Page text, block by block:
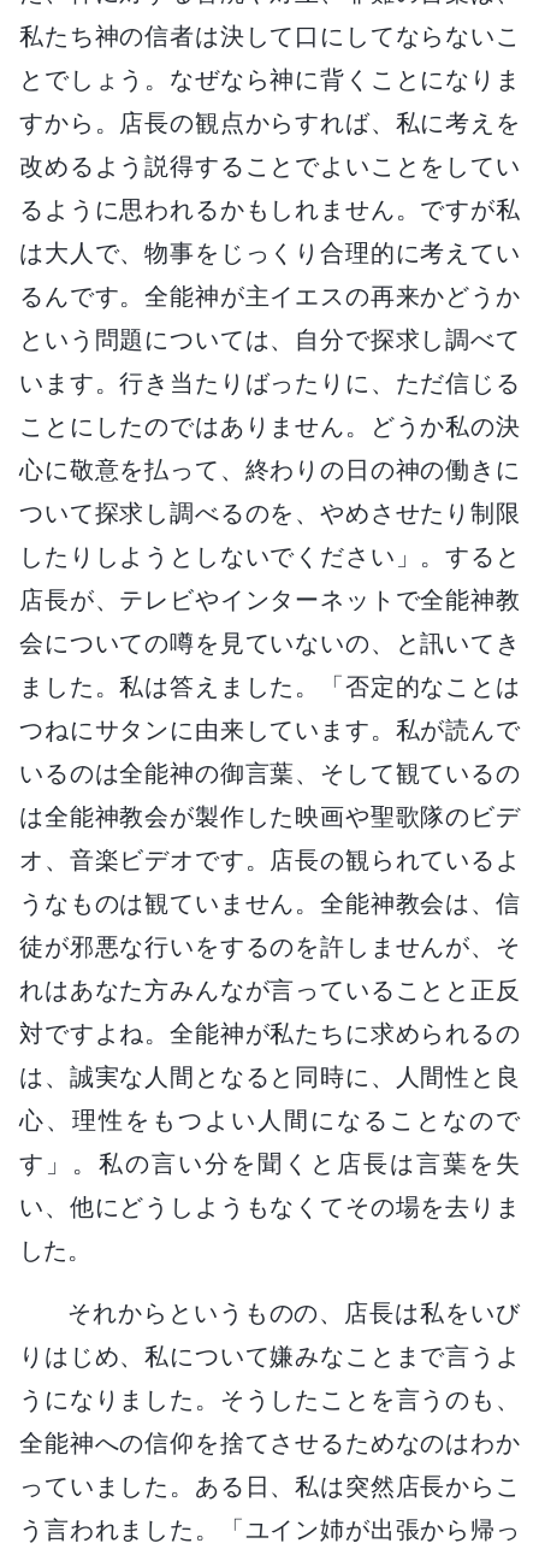
私たち神の信者は決して口にしてならないこ
とでしょう。なぜなら神に背くことになりま
すから。店長の観点からすれば、私に考えを
改めるよう説得することでよいことをしてい
るように思われるかもしれません。ですが私
は大人で、物事をじっくり合理的に考えてい
るんです。全能神が主イエスの再来かどうか
という問題については、自分で探求し調べて
います。行き当たりばったりに、ただ信じる
ことにしたのではありません。どうか私の決
心に敬意を払って、終わりの日の神の働きに
ついて探求し調べるのを、やめさせたり制限
したりしようとしないでください」。すると
店長が、テレビやインターネットで全能神教
会についての噂を見ていないの、と訊いてき
ました。私は答えました。「否定的なことは
つねにサタンに由来しています。私が読んで
いるのは全能神の御言葉、そして観ているの
は全能神教会が製作した映画や聖歌隊のビデ
オ、音楽ビデオです。店長の観られているよ
うなものは観ていません。全能神教会は、信
徒が邪悪な行いをするのを許しませんが、そ
れはあなた方みんなが言っていることと正反
対ですよね。全能神が私たちに求められるの
は、誠実な人間となると同時に、人間性と良
心、理性をもつよい人間になることなので
す」。私の言い分を聞くと店長は言葉を失
い、他にどうしようもなくてその場を去りま
した。
それからというものの、店長は私をいび
りはじめ、私について嫌みなことまで言うよ
うになりました。そうしたことを言うのも、
全能神への信仰を捨てさせるためなのはわか
っていました。ある日、私は突然店長からこ
う言われました。「ユイン姉が出張から帰っ